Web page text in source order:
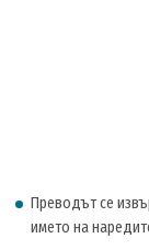
Преводът се
името на